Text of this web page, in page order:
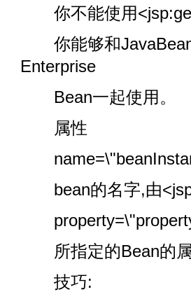
你不能使用
你能够和
Enterprise
Bean一起使用。
属性
bean的名字,由
所指定的Bean的
技巧: